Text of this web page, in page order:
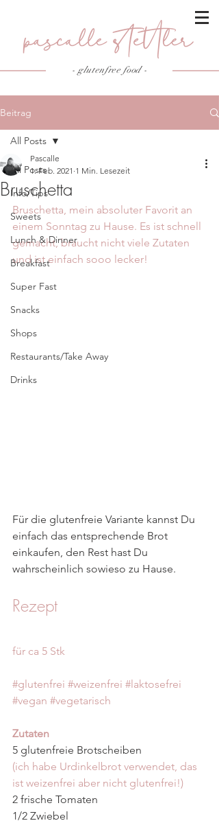
- glutenfree food-
Beitrag
All Posts
Info/Tips
Sweets
Lunch & Dinner
Breakfast
Super Fast
Snacks
Shops
Restaurants/Take Away
Drinks
All Posts
Bruschetta
Pascalle
1. Feb. 2021 1 Min. Lesezeit
Bruschetta, mein absoluter Favorit an
einem Sonntag zu Hause. Es ist schnell
gemacht, braucht nicht viele Zutaten
und ist einfach sooo lecker!
Für die glutenfreie Variante kannst Du
einfach das entsprechende Brot
einkaufen, den Rest hast Du
wahrscheinlich sowieso zu Hause.
Rezept
für ca 5 Stk
#glutenfrei #weizenfrei #laktosefrei
#vegan #vegetarisch
Zutaten
5 glutenfreie Brotscheiben
(ich habe Urdinkelbrot verwendet, das
ist weizenfrei aber nicht glutenfrei!)
2 frische Tomaten
1/2 Zwiebel